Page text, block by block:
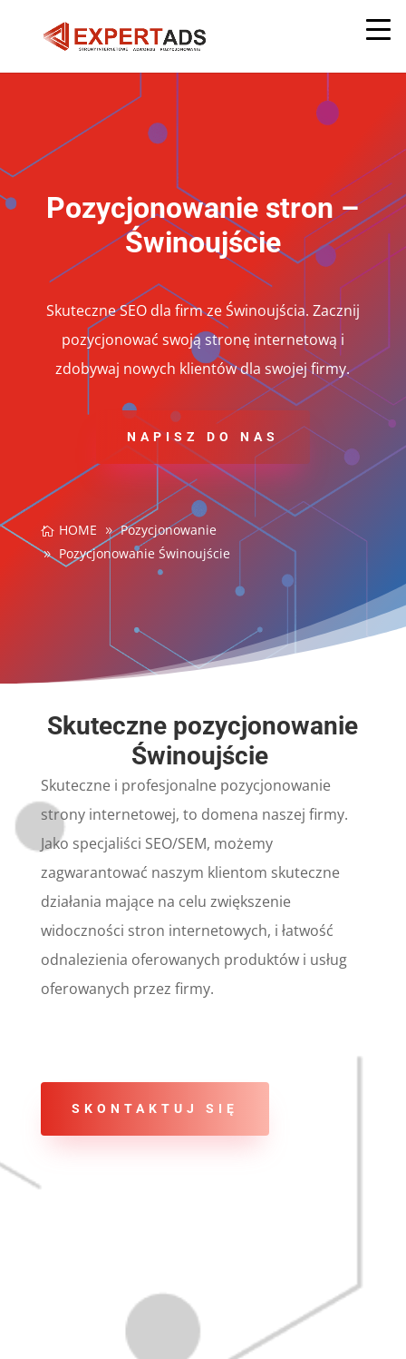
Pozycjonowanie stron –
Świnoujście
Skuteczne SEO dla firm ze Świnoujścia. Zacznij
pozycjonować swoją stronę internetową i
zdobywaj nowych klientów dla swojej firmy.
NAPISZ DO NAS
HOME
Pozycjonowanie
Pozycjonowanie Świnoujście
Skuteczne pozycjonowanie
Świnoujście
Skuteczne i profesjonalne pozycjonowanie
strony internetowej, to domena naszej firmy.
Jako specjaliści SEO/SEM, możemy
zagwarantować naszym klientom skuteczne
działania mające na celu zwiększenie
widoczności stron internetowych, i łatwość
odnalezienia oferowanych produktów i usług
oferowanych przez firmy.
SKONTAKTUJ SIĘ